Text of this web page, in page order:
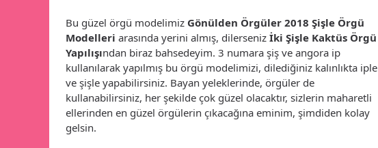
Bu güzel örgü modelimiz Gönülden Örgüler 2018 Şişle Örgü
Modelleri arasında yerini almış, dilerseniz İki Şişle Kaktüs Örgü
Yapılışından biraz bahsedeyim. 3 numara şiş ve angora ip
kullanılarak yapılmış bu örgü modelimizi, dilediğiniz kalınlıkta iple
ve şişle yapabilirsiniz. Bayan yeleklerinde, örgüler de
kullanabilirsiniz, her şekilde çok güzel olacaktır, sizlerin maharetli
ellerinden en güzel örgülerin çıkacağına eminim, şimdiden kolay
gelsin.